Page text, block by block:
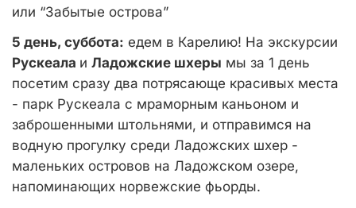
или “Забытые острова”
5 день, суббота: едем в Карелию! На экскурсии
Рускеала и Ладожские шхеры мы за 1 день
посетим сразу два потрясающе красивых места
- парк Рускеала с мраморным каньоном и
заброшенными штольнями, и отправимся на
водную прогулку среди Ладожских шхер -
маленьких островов на Ладожском озере,
напоминающих норвежские фьорды.